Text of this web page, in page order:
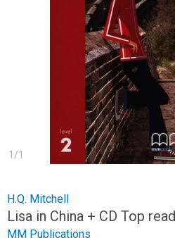
1 /1
H.Q. Mitchell
Lisa in China + CD Top
MM Publications